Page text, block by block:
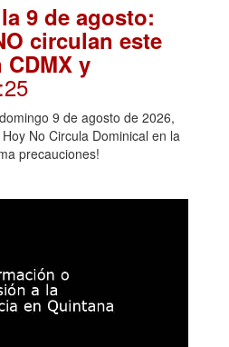
9 de agosto:
circulan este
CDMX y
9 de agosto de 2026,
No Circula Dominical en la
precauciones!